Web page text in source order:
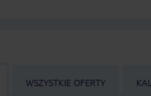
WSZYSTKIE OFERTY